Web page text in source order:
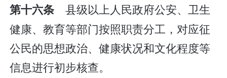
第十六条 县级以上人民政府公安、卫生
健康、教育等部门按照职责分工，对应征
公民的思想政治、健康状况和文化程度等
信息进行初步核查。